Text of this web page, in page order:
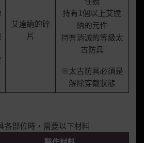
艾達納的碎
片
持有1個以上艾達
納的元件
持有消滅的等級太
古防具
※太古防具必須是
解除穿戴狀態
各部位時，需要以下材料